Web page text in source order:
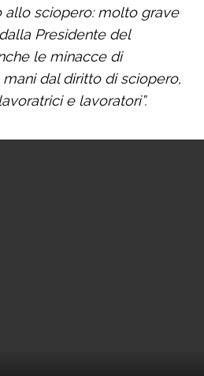
allo sciopero: molto grave
Presidente del
le minacce di
dal diritto di sciopero,
e lavoratori”.